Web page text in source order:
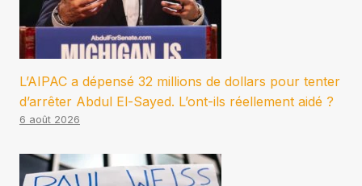
L’AIPAC a dépensé 32 millions de dollars pour tenter
d’arrêter Abdul El-Sayed. L’ont-ils réellement aidé ?
6 août 2026